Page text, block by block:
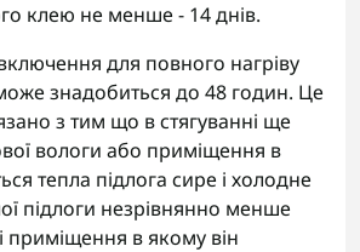
клею не менше - 14 днів.
для повного нагріву
знадобиться до 48 годин. Це
з тим що в стягуванні ще
вологи або приміщення в
тепла підлога сире і холодне
підлоги незрівнянно менше
приміщення в якому він